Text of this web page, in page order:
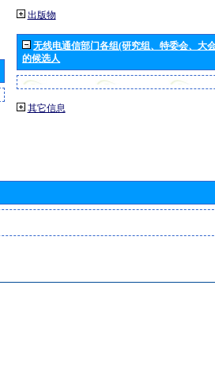
出版物
无线电通信部门各组(研究组、特委会、大
的候选人
其它信息